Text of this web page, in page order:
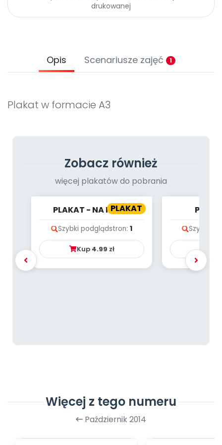
Archiwalne numery
Promocje
drukowanej
Opis Scenariusze zajęć 1
Plakat w formacie A3
Zobacz również
więcej plakatów do pobrania
PLAKAT
PLAKAT - NA PLAŻY
Szybki podglądstron: 1
Kup 4.99 zł
Szybki
Więcej z tego numeru
Październik 2014